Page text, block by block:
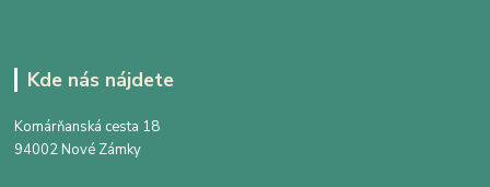
Kde nás nájdete
Komárňanská cesta 18
94002 Nové Zámky